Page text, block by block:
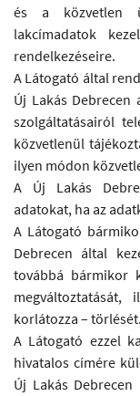
és a közvetlen
lakcímadatok
rendelkezéseire.
A Látogató által
Új Lakás
szolgáltatásairól
közvetlenül
ilyen módon
A Új Lakás
adatokat, ha az
A Látogató
Debrecen által
továbbá bármikor
korlátozza – törlését.
A Látogató ezzel
hivatalos címére
Új Lakás